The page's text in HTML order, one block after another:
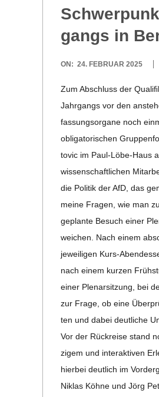
gangs in
2025-
ON: 24. FEBRUAR 2025
Zum Abschluss der
Jahr­gangs vor den
fas­sungs­or­gane noch
obli­ga­to­ri­schen
to­vic im Paul-Löbe-Haus
wis­sen­schaft­li­chen
die Poli­tik der AfD, das
meine Fra­gen, wie man
geplante Besuch einer
wei­chen. Nach einem
jewei­li­gen Kurs-
nach einem kur­zen
einer Ple­nar­sit­zung, bei
zur Frage, ob eine
ten und dabei deut­li­che
Vor der Rück­reise stand
zi­­gem und inter­ak­ti­ven
hier­bei deut­lich im
Niklas Köhne und Jörg